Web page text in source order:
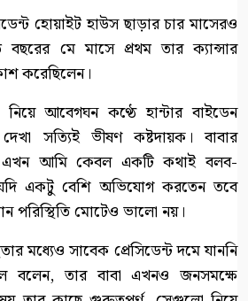
হোয়াইট হাউস ছাড়ার চার মাসেরও
মে মাসে প্রথম তার ক্যান্সার
করেছিলেন।
নিয়ে আবেগঘন কণ্ঠে হান্টার বাইডেন
সত্যিই ভীষণ কষ্টদায়ক। বাবার
এখন আমি কেবল একটি কথাই বলব-
একটু বেশি অভিযোগ করতেন তবে
পরিস্থিতি মোটেও ভালো নয়।
মধ্যেও সাবেক প্রেসিডেন্ট দমে যাননি
বলেন, তার বাবা এখনও জনসমক্ষে